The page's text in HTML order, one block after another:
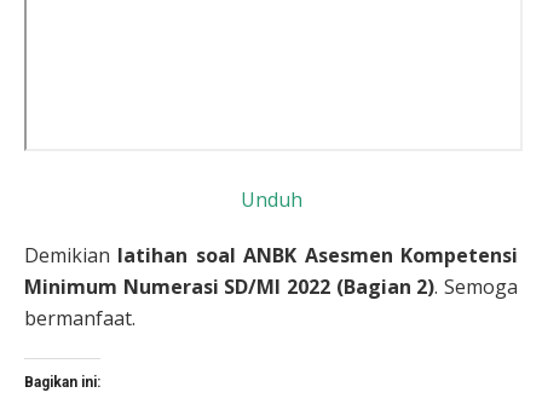
Unduh
Demikian latihan soal ANBK Asesmen Kompetensi
Minimum Numerasi SD/MI 2022 (Bagian 2). Semoga
bermanfaat.
Bagikan ini: